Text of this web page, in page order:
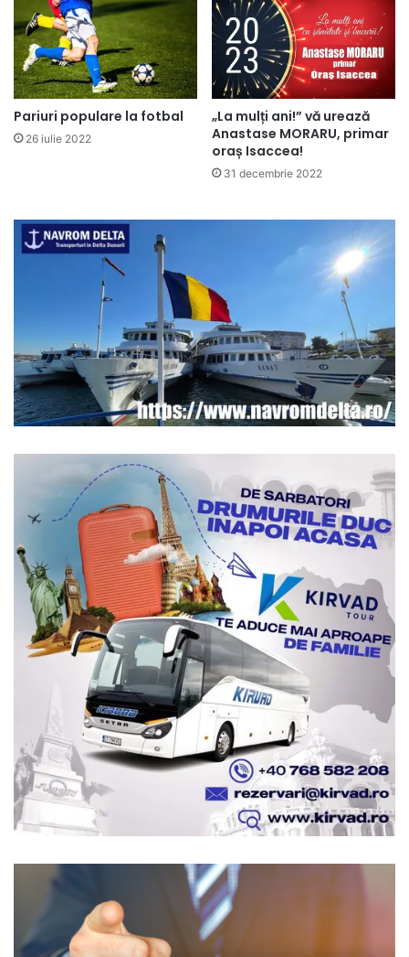
Pariuri populare la fotbal
26 iulie 2022
„La mulți ani!” vă urează
Anastase MORARU, primar
oraș Isaccea!
31 decembrie 2022